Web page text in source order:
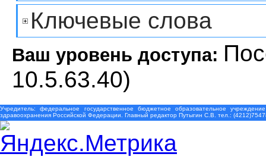
Ключевые слова
Ваш уровень доступа:
10.5.63.40)
Учредитель: федеральное государственное бюджетное образовательное
здравоохранения Российской Федерации. Главный редактор Путыгин С.В. тел.: